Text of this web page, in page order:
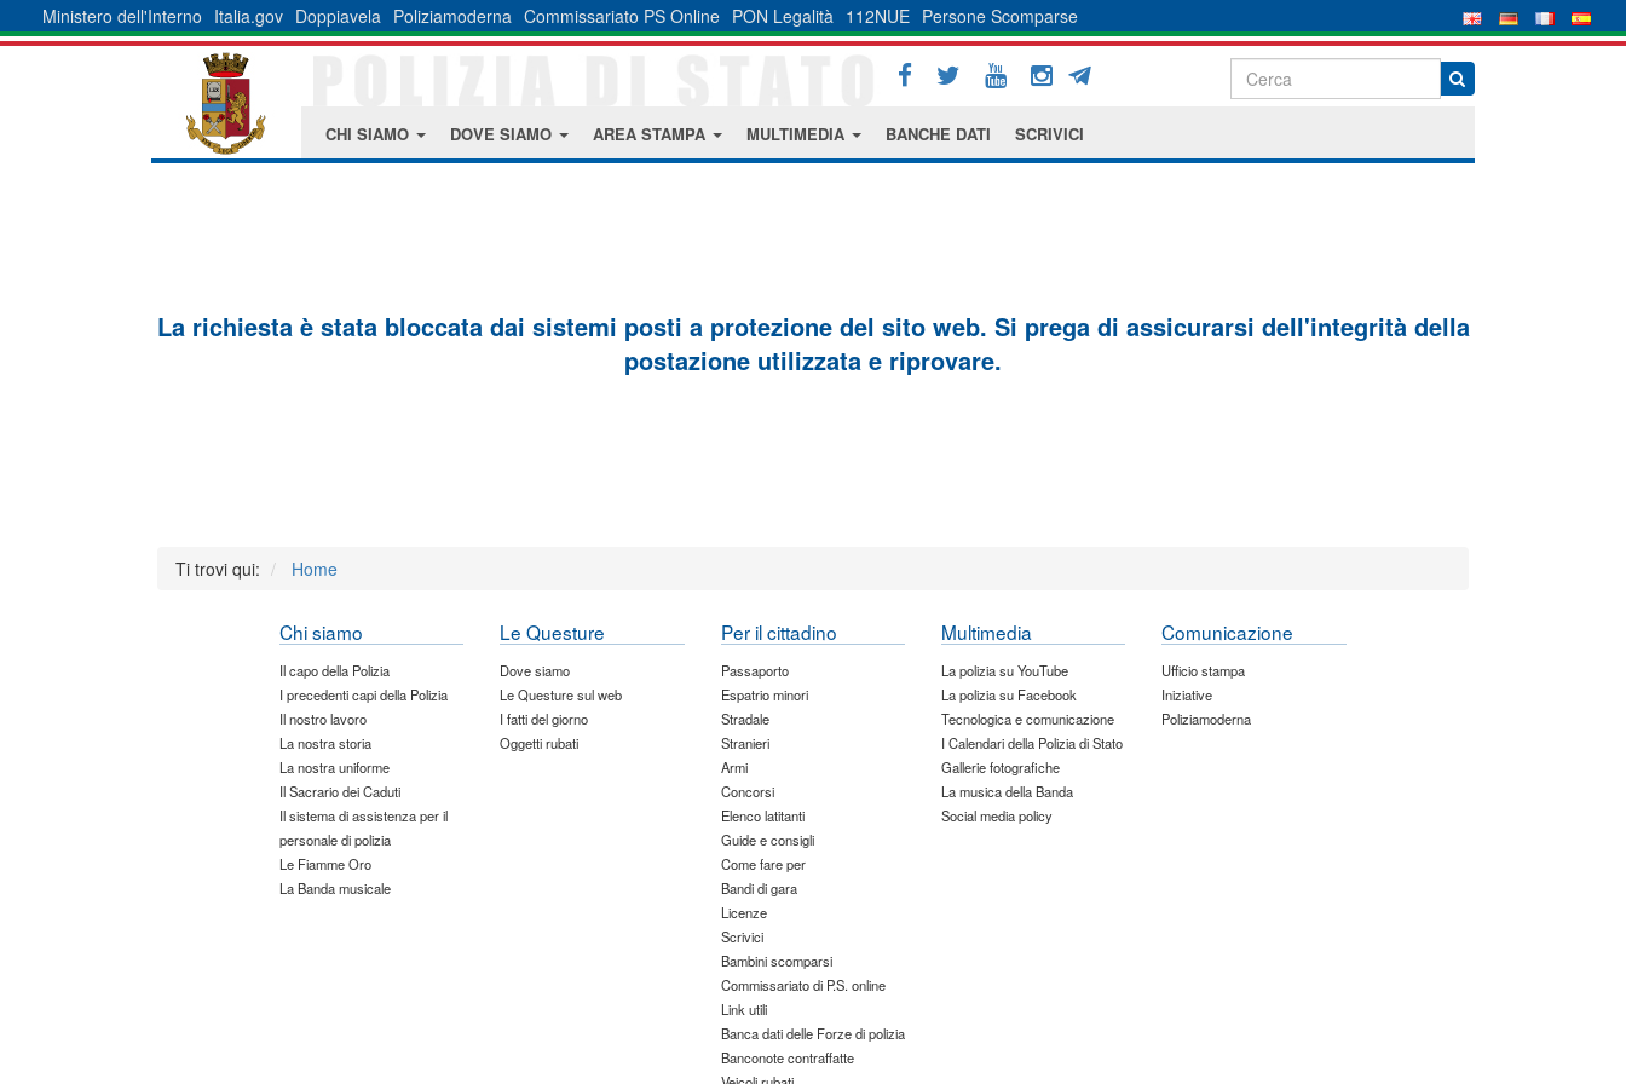
Ministero dell'Interno Italia.gov Doppiavela Poliziamoderna Commissariato PS Online PON Legalità 112NUE Persone Scomparse
CHI SIAMO DOVE SIAMO AREA STAMPA MULTIMEDIA BANCHE DATI SCRIVICI
La richiesta è stata bloccata dai sistemi posti a protezione del sito web. Si prega di assicurarsi dell'integrità della
postazione utilizzata e riprovare.
Ti trovi qui: Home
Chi siamo
Il capo della Polizia
I precedenti capi della Polizia
Il nostro lavoro
La nostra storia
La nostra uniforme
Il Sacrario dei Caduti
Il sistema di assistenza per il
personale di polizia
Le Fiamme Oro
La Banda musicale
Le Questure
Dove siamo
Le Questure sul web
I fatti del giorno
Oggetti rubati
Per il cittadino
Passaporto
Espatrio minori
Stradale
Stranieri
Armi
Concorsi
Elenco latitanti
Guide e consigli
Come fare per
Bandi di gara
Licenze
Scrivici
Bambini scomparsi
Commissariato di P.S. online
Link utili
Banca dati delle Forze di polizia
Banconote contraffatte
Multimedia
La polizia su YouTube
La polizia su Facebook
Tecnologica e comunicazione
I Calendari della Polizia di Stato
Gallerie fotografiche
La musica della Banda
Social media policy
Comunicazione
Ufficio stampa
Iniziative
Poliziamoderna